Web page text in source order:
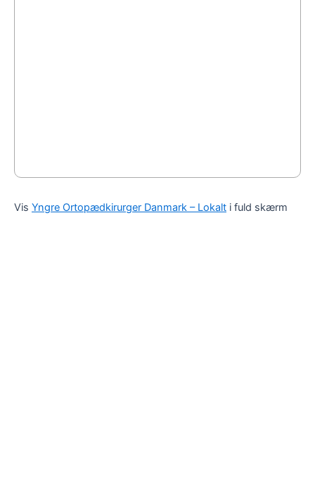
Vis Yngre Ortopædkirurger Danmark – Lokalt i fuld skærm